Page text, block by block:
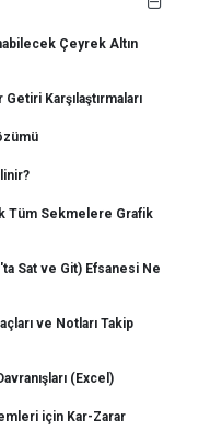
Çeyrek Altın
Karşılaştırmaları
Tüm Sekmelere Grafik
Sat ve Git) Efsanesi Ne
ve Notları Takip
(Excel)
için Kar-Zarar